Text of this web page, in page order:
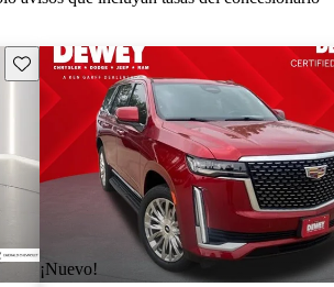
Guarda este Aviso
¡Nuevo!